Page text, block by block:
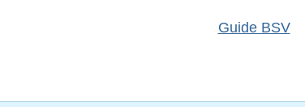
Guide BSV